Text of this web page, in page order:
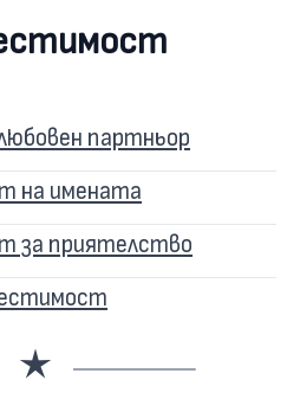
партньор
на имената
за приятелство